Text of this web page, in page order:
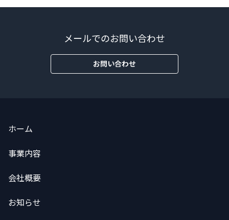
メールでのお問い合わせ
お問い合わせ
ホーム
事業内容
会社概要
お知らせ